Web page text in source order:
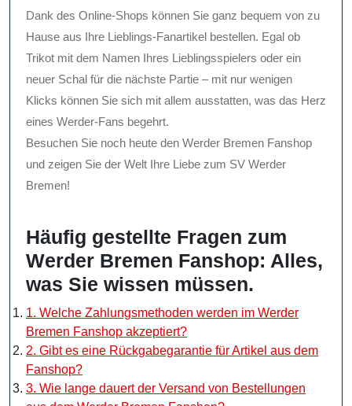
Dank des Online-Shops können Sie ganz bequem von zu
Hause aus Ihre Lieblings-Fanartikel bestellen. Egal ob
Trikot mit dem Namen Ihres Lieblingsspielers oder ein
neuer Schal für die nächste Partie – mit nur wenigen
Klicks können Sie sich mit allem ausstatten, was das Herz
eines Werder-Fans begehrt.
Besuchen Sie noch heute den Werder Bremen Fanshop
und zeigen Sie der Welt Ihre Liebe zum SV Werder
Bremen!
Häufig gestellte Fragen zum
Werder Bremen Fanshop: Alles,
was Sie wissen müssen.
1. Welche Zahlungsmethoden werden im Werder
Bremen Fanshop akzeptiert?
2. Gibt es eine Rückgabegarantie für Artikel aus dem
Fanshop?
3. Wie lange dauert der Versand von Bestellungen